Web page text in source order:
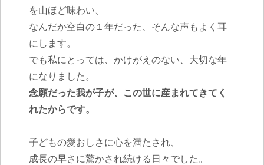
を山ほど味わい、
なんだか空白の１年だった、そんな声もよく耳
にします。
でも私にとっては、かけがえのない、大切な年
になりました。
念願だった我が子が、この世に産まれてきてく
れたからです。
子どもの愛おしさに心を満たされ、
成長の早さに驚かされ続ける日々でした。